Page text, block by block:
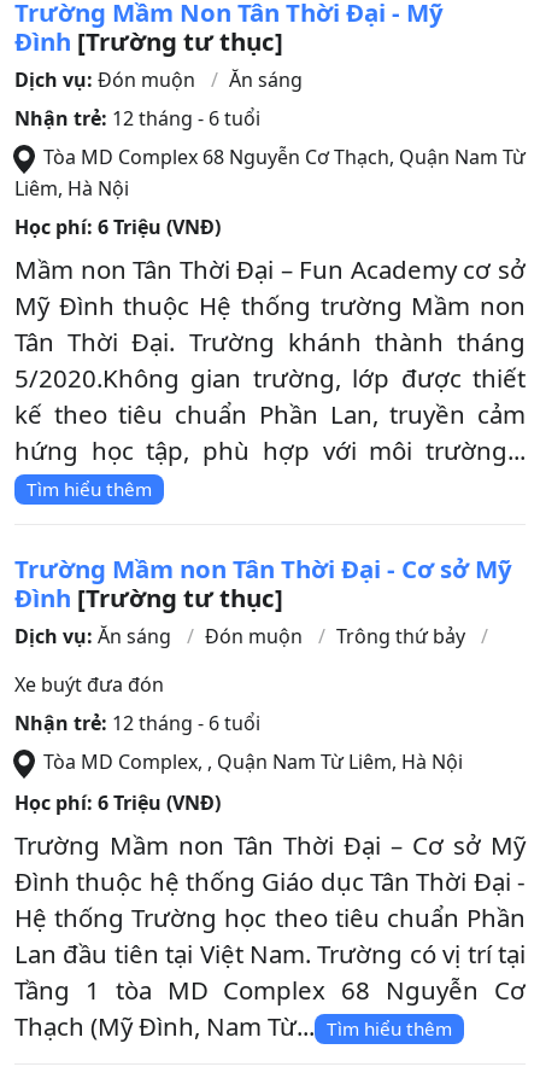
Trường Mầm Non Tân Thời Đại - Mỹ
Đình [Trường tư thục]
Dịch vụ: Đón muộn
Ăn sáng
Nhận trẻ: 12 tháng - 6 tuổi
Tòa MD Complex 68 Nguyễn Cơ Thạch, Quận Nam Từ
Liêm, Hà Nội
Học phí: 6 Triệu (VNĐ)
Mầm non Tân Thời Đại – Fun Academy cơ sở
Mỹ Đình thuộc Hệ thống trường Mầm non
Tân Thời Đại. Trường khánh thành tháng
5/2020.Không gian trường, lớp được thiết
kế theo tiêu chuẩn Phần Lan, truyền cảm
hứng học tập, phù hợp với môi trường...
Tìm hiểu thêm
Trường Mầm non Tân Thời Đại - Cơ sở Mỹ
Đình [Trường tư thục]
Dịch vụ: Ăn sáng Đón muộn
Trông thứ bảy
Xe buýt đưa đón
Nhận trẻ: 12 tháng - 6 tuổi
Tòa MD Complex, , Quận Nam Từ Liêm, Hà Nội
Học phí: 6 Triệu (VNĐ)
Trường Mầm non Tân Thời Đại – Cơ sở Mỹ
Đình thuộc hệ thống Giáo dục Tân Thời Đại -
Hệ thống Trường học theo tiêu chuẩn Phần
Lan đầu tiên tại Việt Nam. Trường có vị trí tại
Tầng 1 tòa MD Complex 68 Nguyễn Cơ
Thạch (Mỹ Đình, Nam Từ... Tìm hiểu thêm